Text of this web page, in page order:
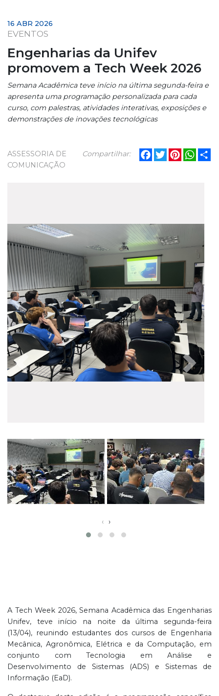
16 ABR 2026
EVENTOS
Engenharias da Unifev
promovem a Tech Week 2026
Semana Acadêmica teve início na última segunda-feira e
apresenta uma programação personalizada para cada
curso, com palestras, atividades interativas, exposições e
demonstrações de inovações tecnológicas
Compartilhar: Facebook
TwitterPinterest
ASSESSORIA DE
COMUNICAÇÃO
‹ ›
Anterior Próxima
A Tech Week 2026, Semana Acadêmica das Engenharias
Unifev, teve início na noite da última segunda-feira
(13/04), reunindo estudantes dos cursos de Engenharia
Mecânica, Agronômica, Elétrica e da Computação, em
conjunto com Tecnologia em Análise e
Desenvolvimento de Sistemas (ADS) e Sistemas de
Informação (EaD).